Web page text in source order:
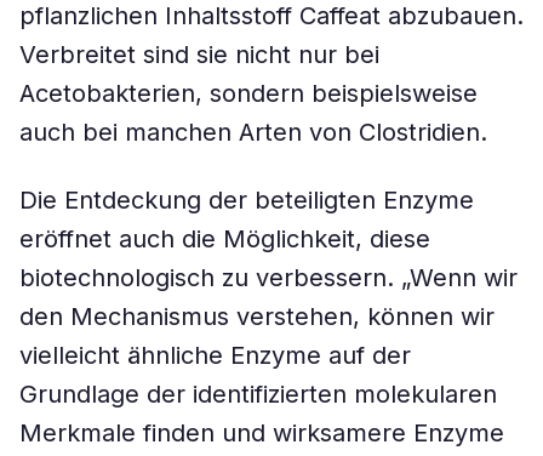
pflanzlichen Inhaltsstoff Caffeat abzubauen.
Verbreitet sind sie nicht nur bei
Acetobakterien, sondern beispielsweise
auch bei manchen Arten von Clostridien.
Die Entdeckung der beteiligten Enzyme
eröffnet auch die Möglichkeit, diese
biotechnologisch zu verbessern. „Wenn wir
den Mechanismus verstehen, können wir
vielleicht ähnliche Enzyme auf der
Grundlage der identifizierten molekularen
Merkmale finden und wirksamere Enzyme